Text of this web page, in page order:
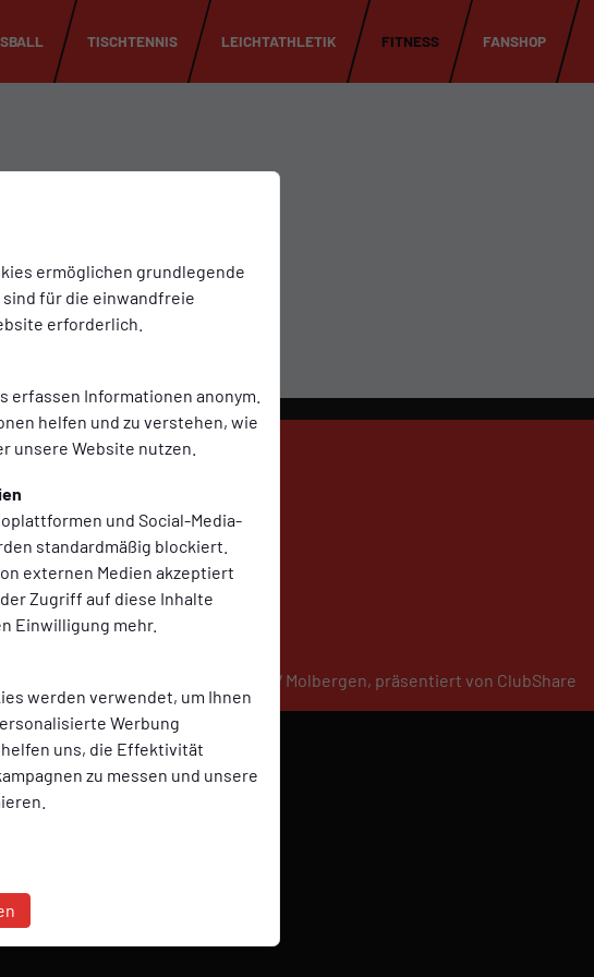
ermöglichen grundlegende
für die einwandfreie
erforderlich.
erfassen Informationen anonym.
helfen und zu verstehen, wie
unsere Website nutzen.
und Social-Media-
standardmäßig blockiert.
externen Medien akzeptiert
Zugriff auf diese Inhalte
Einwilligung mehr.
werden verwendet, um Ihnen
Werbung
helfen uns, die Effektivität
zu messen und unsere
TISCHTENNIS LEICHTATHLETIK FITNESS FANSHOP
© 2026 SV Molbergen, präsentiert von ClubShare